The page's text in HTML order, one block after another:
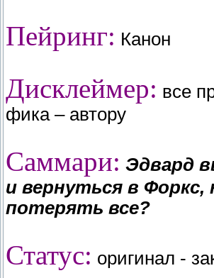
Пейринг: Канон
Дисклеймер: все
фика – автору
Саммари: Эдвард
и вернуться в
потерять все?
Статус: оригинал -